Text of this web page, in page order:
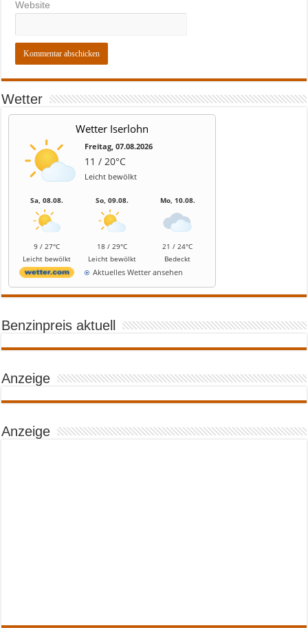
Website
Wetter
Wetter Iserlohn
Freitag, 07.08.2026
11 / 20°C
Leicht bewölkt
Sa, 08.08.
9 / 27°C
Leicht bewölkt
So, 09.08.
18 / 29°C
Leicht bewölkt
Mo, 10.08.
21 / 24°C
Bedeckt
Aktuelles Wetter ansehen
Benzinpreis aktuell
Anzeige
Anzeige